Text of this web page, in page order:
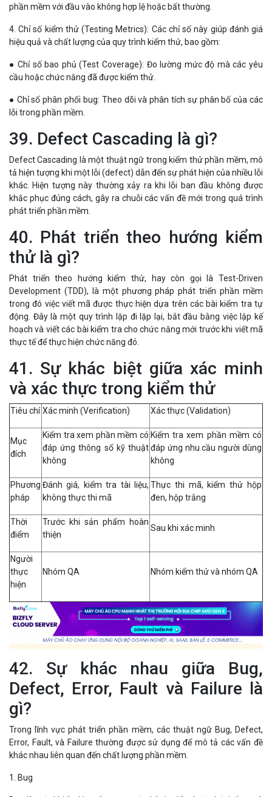
phần mềm với đầu vào không hợp lệ hoặc bất thường.
4. Chỉ số kiểm thử (Testing Metrics): Các chỉ số này giúp đánh giá
hiệu quả và chất lượng của quy trình kiểm thử, bao gồm:
● Chỉ số bao phủ (Test Coverage): Đo lường mức độ mà các yêu
cầu hoặc chức năng đã được kiểm thử.
● Chỉ số phân phối bug: Theo dõi và phân tích sự phân bố của các
lỗi trong phần mềm.
39. Defect Cascading là gì?
Defect Cascading là một thuật ngữ trong kiểm thử phần mềm, mô
tả hiện tượng khi một lỗi (defect) dẫn đến sự phát hiện của nhiều lỗi
khác. Hiện tượng này thường xảy ra khi lỗi ban đầu không được
khắc phục đúng cách, gây ra chuỗi các vấn đề mới trong quá trình
phát triển phần mềm.
40. Phát triển theo hướng kiểm
thử là gì?
Phát triển theo hướng kiểm thử, hay còn gọi là Test-Driven
Development (TDD), là một phương pháp phát triển phần mềm
trong đó việc viết mã được thực hiện dựa trên các bài kiểm tra tự
động. Đây là một quy trình lặp đi lặp lại, bắt đầu bằng việc lập kế
hoạch và viết các bài kiểm tra cho chức năng mới trước khi viết mã
thực tế để thực hiện chức năng đó.
41. Sự khác biệt giữa xác minh
và xác thực trong kiểm thử
Tiêu chí Xác minh (Verification) Xác thực (Validation)
Mục
đích
Kiểm tra xem phần mềm có
đáp ứng thông số kỹ thuật
không
Kiểm tra xem phần mềm có
đáp ứng nhu cầu người dùng
không
Phương
pháp
Đánh giá, kiểm tra tài liệu,
không thực thi mã
Thực thi mã, kiểm thử hộp
đen, hộp trắng
Thời
điểm
Trước khi sản phẩm hoàn
thiện
Sau khi xác minh
Người
thực
hiện
Nhóm QA Nhóm kiểm thử và nhóm QA
42. Sự khác nhau giữa Bug,
Defect, Error, Fault và Failure là
gì?
Trong lĩnh vực phát triển phần mềm, các thuật ngữ Bug, Defect,
Error, Fault, và Failure thường được sử dụng để mô tả các vấn đề
khác nhau liên quan đến chất lượng phần mềm.
1. Bug